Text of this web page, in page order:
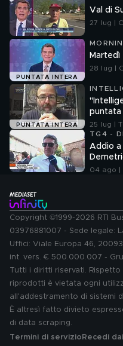
Val di
27 lug |
PUNTATA INTERA
Martedì
28 lug |
PUNTATA INTERA
A NOI
puntata
25 lug |
TG4 -
Addio a
Giovanni
04 ago |
Copyright ©1999-2026 RTI
03976881007 - Sede legale:
Uffici: Viale Europa 46,
int. vers. € 500.000.007 -
Tutti i diritti riservati.
riprodotti è vietata ogni
all'addestramento di sistemi
È altresì fatto divieto
di data scraping.
Termini di servizio Recedi